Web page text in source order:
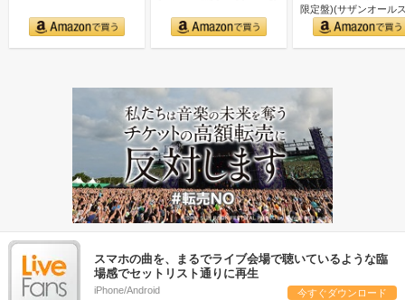
限定盤)(サザンオール
ーズ 40…
スマホの曲を、まるでライブ会場で聴いているような臨
場感でセットリスト通りに再生
iPhone/Android 今すぐダウンロード